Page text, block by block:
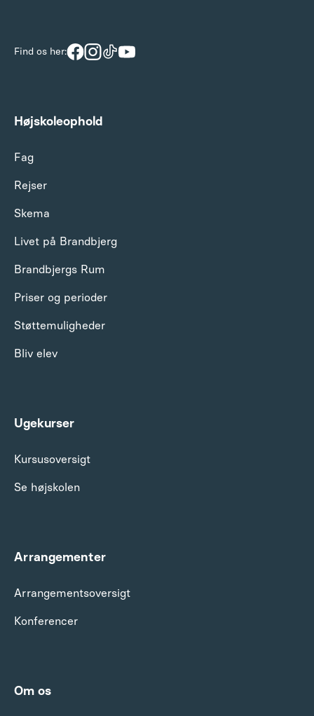
Find os her:
Højskoleophold
Fag
Rejser
Skema
Livet på Brandbjerg
Brandbjergs Rum
Priser og perioder
Støttemuligheder
Bliv elev
Ugekurser
Kursusoversigt
Se højskolen
Arrangementer
Arrangements­oversigt
Konferencer
Om os